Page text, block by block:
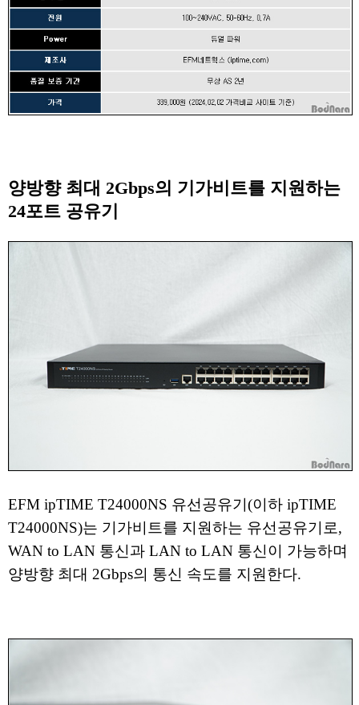
양방향 최대 2Gbps의 기가비트를 지원하는
24포트 공유기
EFM ipTIME T24000NS 유선공유기(이하 ipTIME
T24000NS)는 기가비트를 지원하는 유선공유기로,
WAN to LAN 통신과 LAN to LAN 통신이 가능하며
양방향 최대 2Gbps의 통신 속도를 지원한다.